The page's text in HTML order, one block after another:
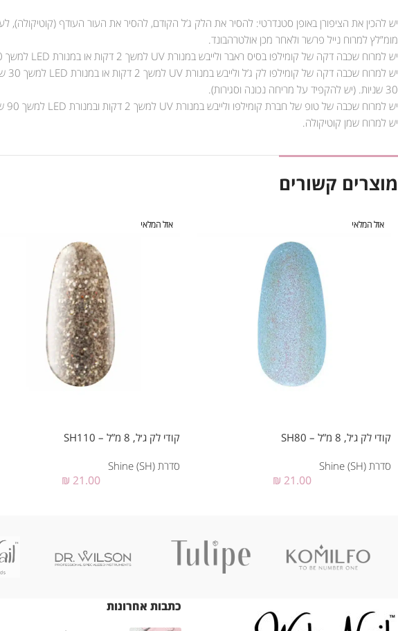
יש להכין את הציפורן באופן סטנדרטי: להסיר את הלק ג’ל הקודם, להסיר את העור העודף (קוטיקולה),
מומ”לץ למרוח נייל פרשר ולאחר מכן אולטרהבונד.
יש למרוח שכבה דקה של קומילפו בסיס ראבר ולייבש במנורת UV למשך 2 דקות או במנורת LED למשך 30 שניות.
30 שניות. (יש להקפיד על מריחה נכונה וסגירות).
יש למרוח שכבה של טופ של חברת קומילפו ולייבש במנורת UV למשך 2 דקות ובמנורת LED למשך 90 שניות.
יש למרוח שמן קוטיקולה.
מוצרים קשורים
אזל המלאי
קודי לק ג׳ל, 8 מ”ל – SH80
סדרת Shine (SH)
₪ 21.00
אזל המלאי
קודי לק ג׳ל, 8 מ”ל – SH110
סדרת Shine (SH)
₪ 21.00
כתבות אחרונות